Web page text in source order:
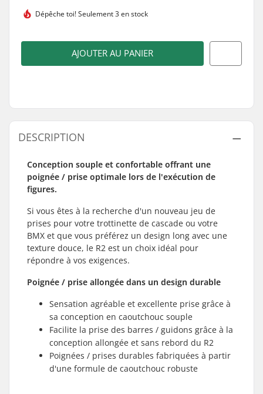
Dépêche toi!Seulement 3 en stock
AJOUTER AU PANIER
DESCRIPTION
Conception souple et confortable offrant une
poignée / prise optimale lors de l'exécution de
figures.
Si vous êtes à la recherche d'un nouveau jeu de
prises pour votre trottinette de cascade ou votre
BMX et que vous préférez un design long avec une
texture douce, le R2 est un choix idéal pour
répondre à vos exigences.
Poignée / prise allongée dans un design durable
Sensation agréable et excellente prise grâce à
sa conception en caoutchouc souple
Facilite la prise des barres / guidons grâce à la
conception allongée et sans rebord du R2
Poignées / prises durables fabriquées à partir
d'une formule de caoutchouc robuste